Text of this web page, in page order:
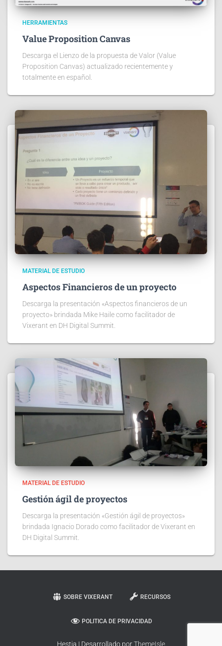
HERRAMIENTAS
Value Proposition Canvas
Descarga el Lienzo de la propuesta de Valor (Value
Proposition Canvas) actualizado recientemente y
totalmente en español.
MATERIAL DE ESTUDIO
Aspectos Financieros de un proyecto
Descarga la presentación «Aspectos financieros de un
proyecto» brindada Mike Haile como facilitador de
Vixerant en DH Digital Summit.
MATERIAL DE ESTUDIO
Gestión ágil de proyectos
Descarga la presentación «Gestión ágil de proyectos»
brindada Ignacio Dorado como facilitador de Vixerant en
DH Digital Summit.
SOBRE VIXERANT RECURSOS
POLITICA DE PRIVACIDAD
Hestia | Desarrollado porThemeIsle